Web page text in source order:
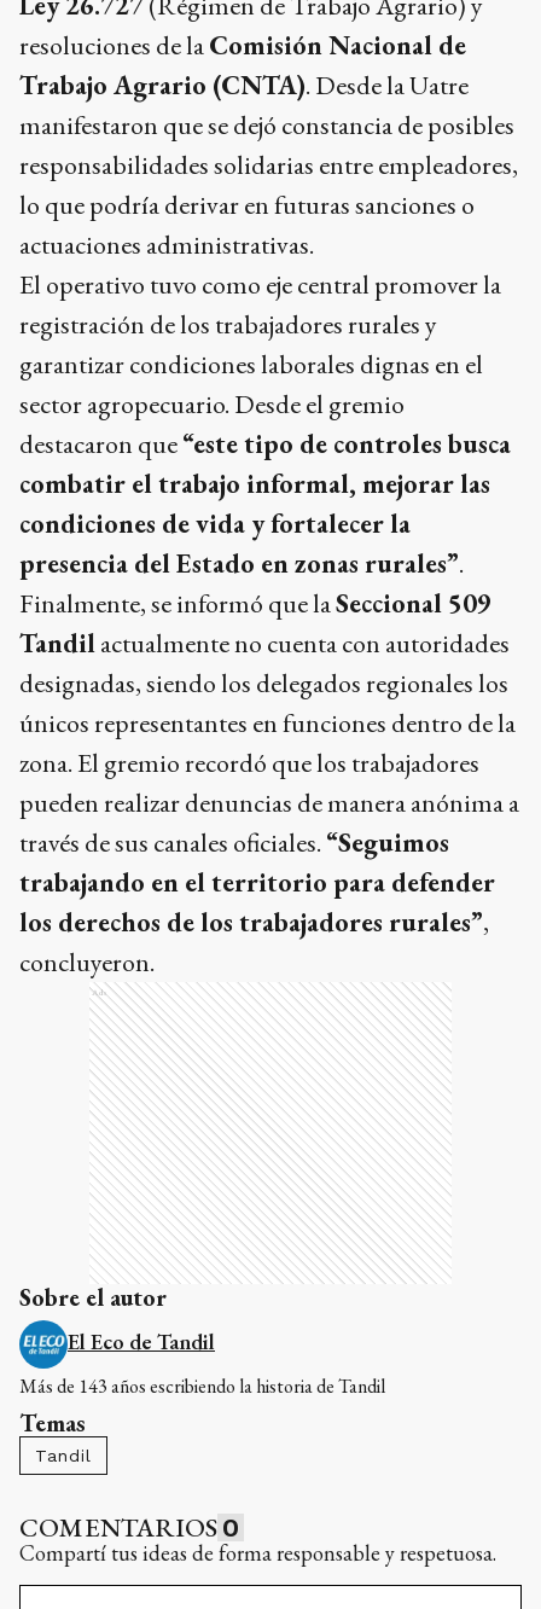
resoluciones de laComisión Nacional de
Trabajo Agrario (CNTA). Desde la Uatre
manifestaron que se dejó constancia de posibles
responsabilidades solidarias entre empleadores,
lo que podría derivar en futuras sanciones o
actuaciones administrativas.
El operativo tuvo como eje central promover la
registración de los trabajadores rurales y
garantizar condiciones laborales dignas en el
sector agropecuario. Desde el gremio
destacaron que“este tipo de controles busca
combatir el trabajo informal, mejorar las
condiciones de vida y fortalecer la
presencia del Estado en zonas rurales”.
Finalmente, se informó que laSeccional 509
Tandilactualmente no cuenta con autoridades
designadas, siendo los delegados regionales los
únicos representantes en funciones dentro de la
zona. El gremio recordó que los trabajadores
pueden realizar denuncias de manera anónima a
través de sus canales oficiales. “Seguimos
trabajando en el territorio para defender
los derechos de los trabajadores rurales”,
concluyeron.
Ads
Sobre el autor
El Eco de Tandil
Más de 143 años escribiendo la historia de Tandil
Temas
Tandil
COMENTARIOS 0
Compartí tus ideas de forma responsable y respetuosa.